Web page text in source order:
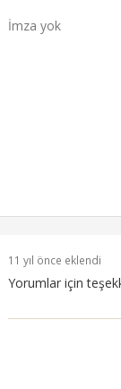
İmza yok
11 yıl önce eklendi
Yorumlar için